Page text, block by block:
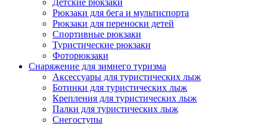
Детские рюкзаки
Рюкзаки для бега и мультиспорта
Рюкзаки для переноски детей
Спортивные рюкзаки
Туристические рюкзаки
Фоторюкзаки
Снаряжение для зимнего туризма
Аксессуары для туристических лыж
Ботинки для туристических лыж
Крепления для туристических лыж
Палки для туристических лыж
Снегоступы